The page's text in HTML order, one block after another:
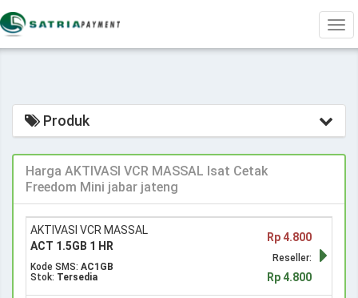
Produk
Harga AKTIVASI VCR MASSAL Isat Cetak
Freedom Mini jabar jateng
AKTIVASI VCR MASSAL
ACT 1.5GB 1 HR
Kode SMS: AC1GB
Stok: Tersedia
Rp 4.800
Reseller:
Rp 4.800